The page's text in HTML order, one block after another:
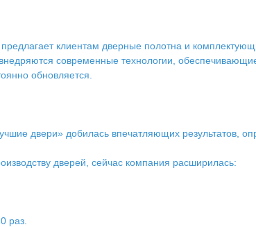
клиентам дверные полотна и
современные технологии, обеспечивающие
обновляется.
двери» добилась впечатляющих результатов,
дверей, сейчас компания расширилась:
раз.